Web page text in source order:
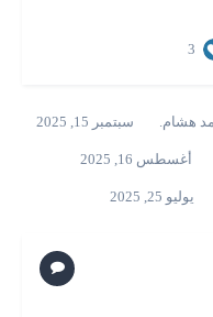
3
هشام. سبتمبر 15, 2025
أغسطس 16, 2025
يوليو 25, 2025